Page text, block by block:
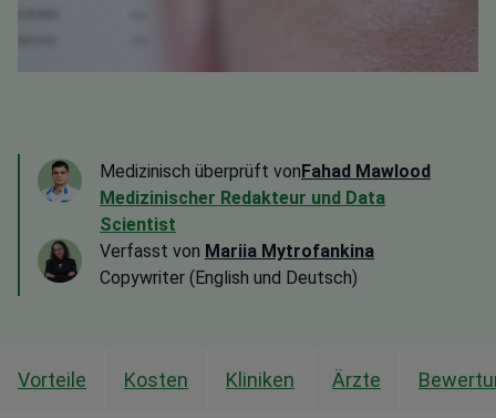
Medizinisch überprüft vonFahad Mawlood
Medizinischer Redakteur und Data
Scientist
Verfasst von Mariia Mytrofankina
Copywriter (English und Deutsch)
Vorteile Kosten Kliniken Ärzte